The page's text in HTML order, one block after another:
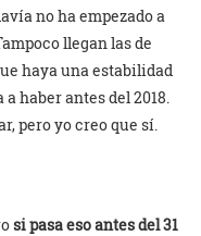
no ha empezado a
llegan las de
haya una estabilidad
haber antes del 2018.
pero yo creo que sí.
si pasa eso antes del 31